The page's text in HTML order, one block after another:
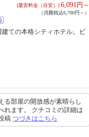
[最安料金（目安）] 6,091 円～
（消費税込6,700円～）
ての本格シティホテル。ビ
る部屋の開放感が素晴らし
れます。 クチコミの詳細は
稿 つづきはこちら